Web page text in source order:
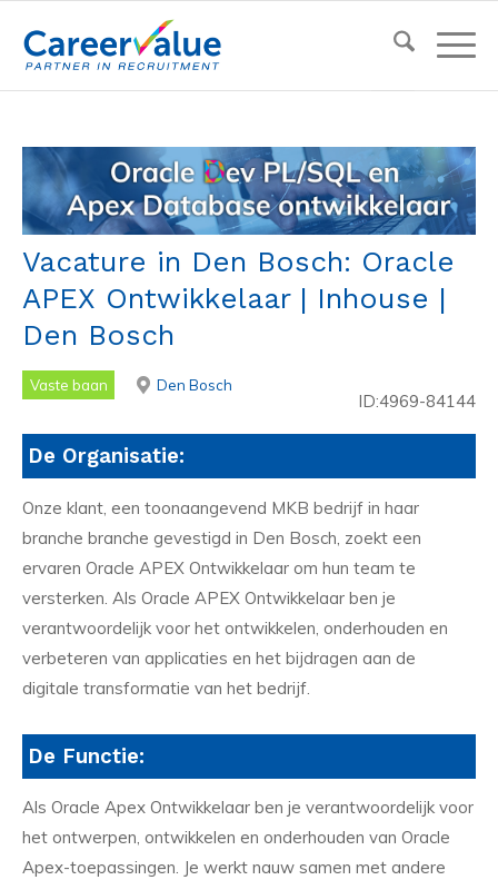
Vacature in Den Bosch: Oracle
APEX Ontwikkelaar | Inhouse |
Den Bosch
Vaste baan Den Bosch
ID:4969-84144
De Organisatie:
Onze klant, een toonaangevend MKB bedrijf in haar
branche branche gevestigd in Den Bosch, zoekt een
ervaren Oracle APEX Ontwikkelaar om hun team te
versterken. Als Oracle APEX Ontwikkelaar ben je
verantwoordelijk voor het ontwikkelen, onderhouden en
verbeteren van applicaties en het bijdragen aan de
digitale transformatie van het bedrijf.
De Functie:
Als Oracle Apex Ontwikkelaar ben je verantwoordelijk voor
het ontwerpen, ontwikkelen en onderhouden van Oracle
Apex-toepassingen. Je werkt nauw samen met andere